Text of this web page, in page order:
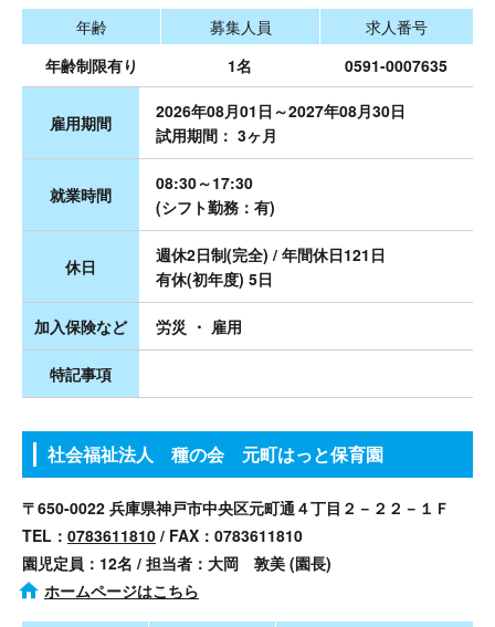
年齢
募集人員
求人番号
年齢制限有り
1名 0591-0007635
雇用期間
2026年08月01日～2027年08月30日
試用期間： 3ヶ月
就業時間
08:30～17:30
(シフト勤務：有)
休日
週休2日制(完全) / 年間休日121日
有休(初年度) 5日
加入保険など 労災 ・ 雇用
特記事項
社会福祉法人 種の会 元町はっと保育園
〒650-0022 兵庫県神戸市中央区元町通４丁目２－２２－１Ｆ
TEL： 0783611810 / FAX：0783611810
園児定員：12名 / 担当者：大岡 敦美 (園長)
ホームページはこちら